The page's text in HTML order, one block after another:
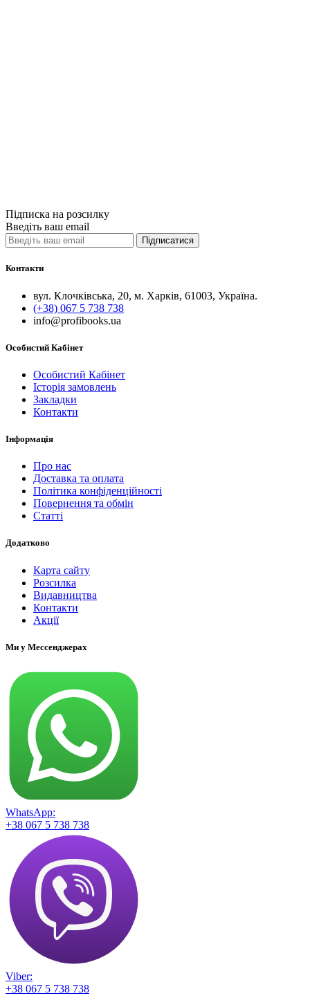
Підписка на розсилку
Введіть ваш email
Підписатися
Контакти
вул. Клочківська, 20, м. Харків, 61003, Україна.
(+38) 067 5 738 738
info@profibooks.ua
Особистий Кабінет
Особистий Кабінет
Історія замовлень
Закладки
Контакти
Інформація
Про нас
Доставка та оплата
Політика конфіденційності
Повернення та обмін
Статті
Додатково
Карта сайту
Розсилка
Видавництва
Контакти
Акції
Ми у Мессенджерах
WhatsApp:
+38 067 5 738 738
Viber:
+38 067 5 738 738